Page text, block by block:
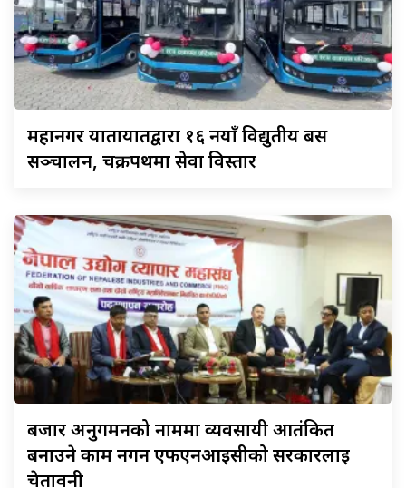
महानगरयातायातद्वारा १६ नयाँ विद्युतीय बस
सञ्चालन, चक्रपथमा सेवा विस्तार
बजारअनुगमनको नाममा व्यवसायी आतंकित
बनाउने काम नगर्न एफएनआईसीको सरकारलाई
चेतावनी